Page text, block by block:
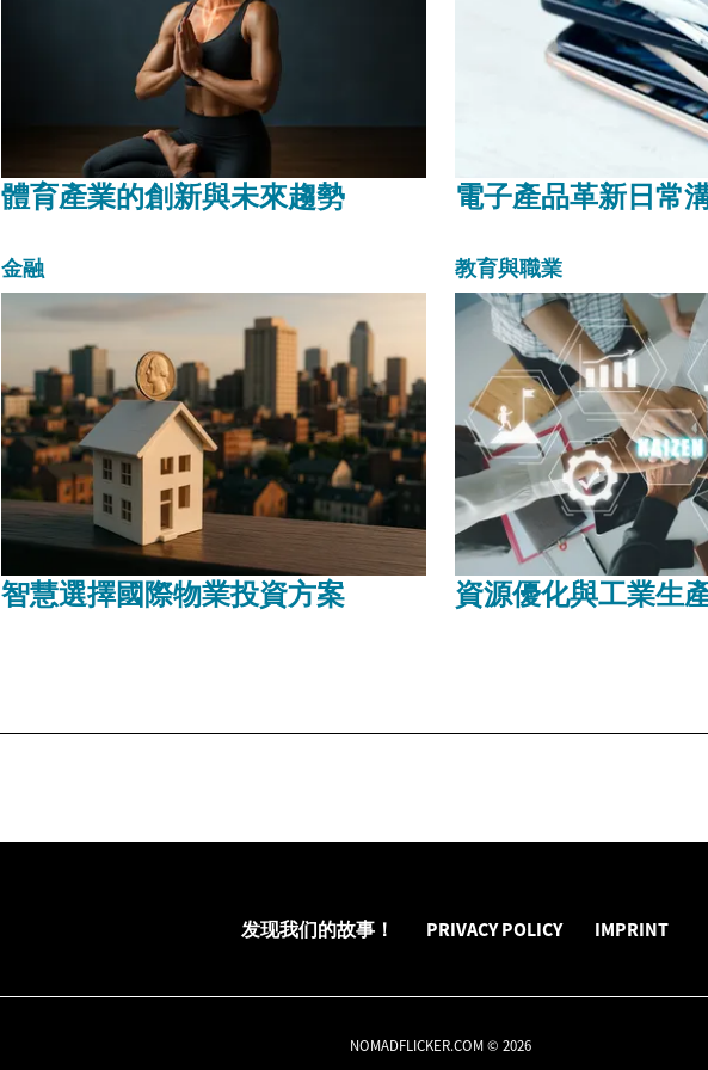
體育產業的創新與未來趨勢 電子產品革新日常
金融
智慧選擇國際物業投資方案
教育與職業
資源優化與工業生
发现我们的故事！ PRIVACY POLICY IMPRINT
NOMADFLICKER.COM © 2026